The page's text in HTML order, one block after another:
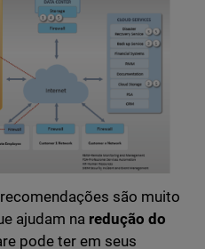
são muito
ajudam na redução do
pode ter em seus